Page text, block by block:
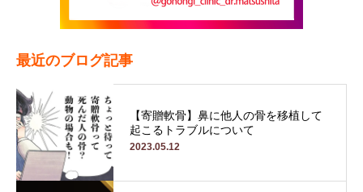
最近のブログ記事
【寄贈軟骨】鼻に他人の骨を移植して
起こるトラブルについて
2023.05.12